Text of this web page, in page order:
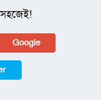
Google